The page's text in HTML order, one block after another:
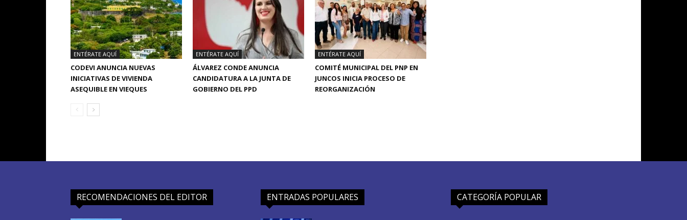
ENTÉRATE AQUÍ
CODEVI ANUNCIA NUEVAS
INICIATIVAS DE VIVIENDA
ASEQUIBLE EN VIEQUES
ENTÉRATE AQUÍ
ÁLVAREZ CONDE ANUNCIA
CANDIDATURA A LA JUNTA DE
GOBIERNO DEL PPD
ENTÉRATE AQUÍ
COMITÉ MUNICIPAL DEL PNP EN
JUNCOS INICIA PROCESO DE
REORGANIZACIÓN
RECOMENDACIONES DEL EDITOR ENTRADAS POPULARES CATEGORÍA POPULAR